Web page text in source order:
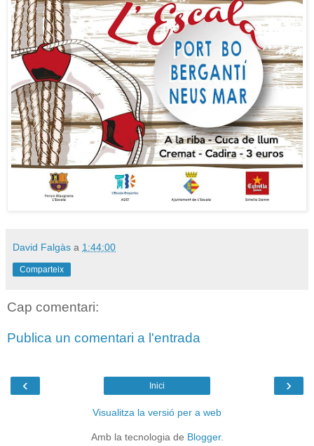
David Falgàs a 1:44:00
Comparteix
Cap comentari:
Publica un comentari a l'entrada
‹ ›
Inici
Visualitza la versió per a web
Amb la tecnologia de Blogger.